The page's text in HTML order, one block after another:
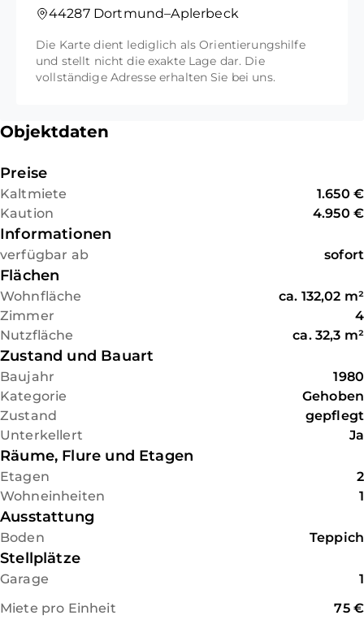
OG: Elternschlafzimmer, 2
Zwischenetagen, großes
modernes Badezimmer mit
Grundschule an der Aplerbecker Mark, Realschule
Geschäfte des täglichen Bedarfs wie REWE,
Edeka, Drogeriemärkte, Ärzte aller
Fachrichtungen, Apotheken sowie gemütliche
44287 Dortmund–Aplerbeck
Die Karte dient lediglich als Orientierungshilfe
und stellt nicht die exakte Lage dar. Die
vollständige Adresse erhalten Sie bei uns.
Objektdaten
Preise
Kaltmiete
1.650 €
Kaution
4.950 €
Informationen
verfügbar ab sofort
Flächen
Wohnfläche ca. 132,02 m²
Zimmer
4
Nutzfläche
ca. 32,3 m²
Zustand und Bauart
Baujahr
1980
Kategorie
Gehoben
Zustand
gepflegt
Unterkellert
Ja
Räume, Flure und Etagen
Etagen
2
Wohneinheiten
1
Ausstattung
Boden Teppich
Stellplätze
Garage
1
Miete pro Einheit
75 €